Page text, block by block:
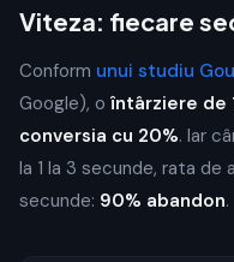
Viteza: fiecare
Conform unui studiu
Google), o întârziere de
conversia cu 20%. Iar
la 1 la 3 secunde, rata de
secunde: 90% abandon.